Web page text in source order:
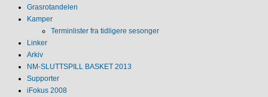
Grasrotandelen
Kamper
Terminlister fra tidligere sesonger
Linker
Arkiv
NM‐SLUTTSPILL BASKET 2013
Supporter
iFokus 2008